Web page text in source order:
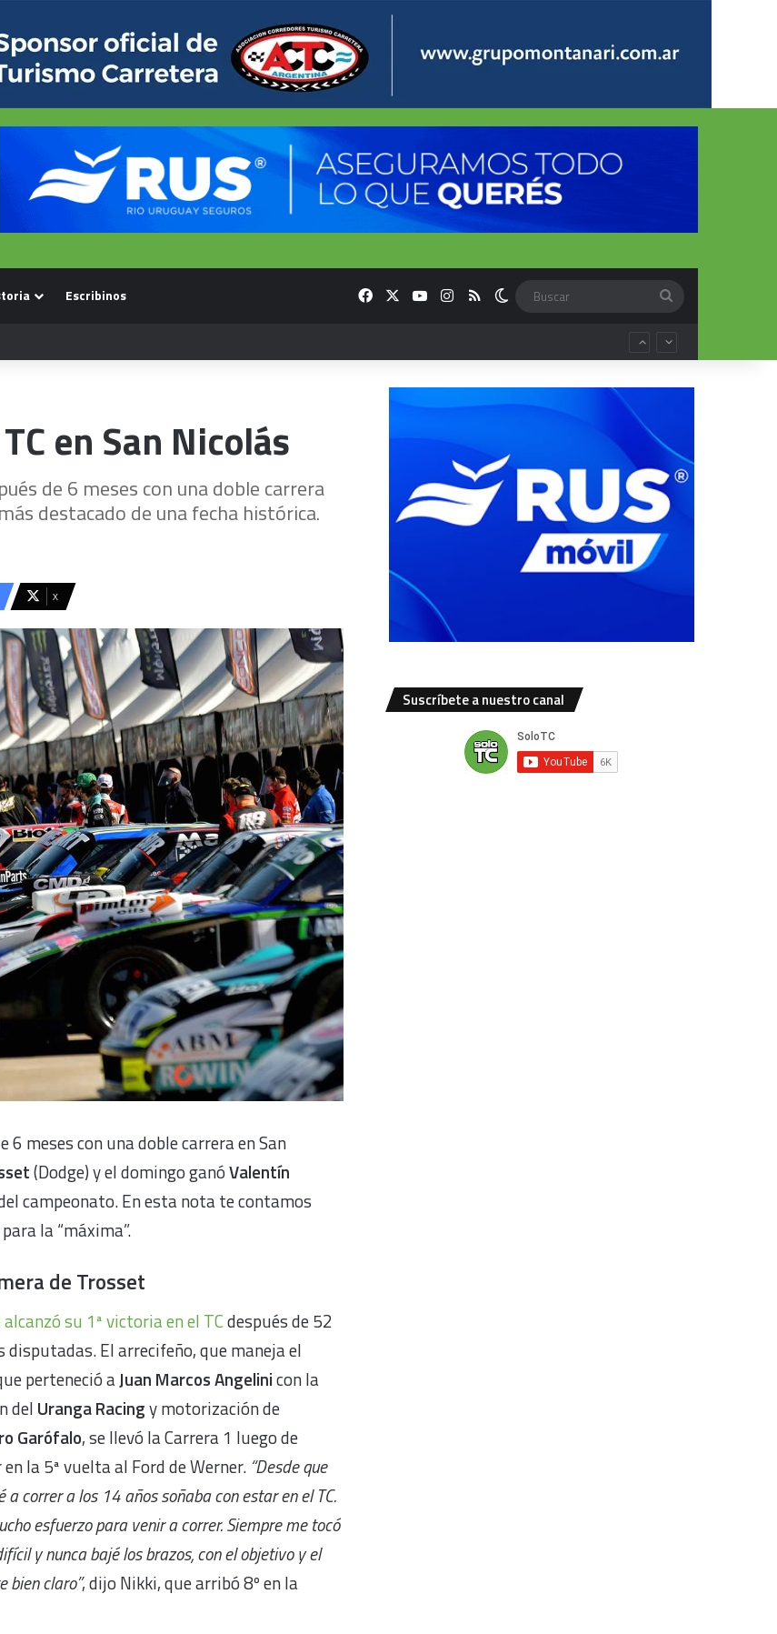
Escribinos FacebookYouTubeInstagram
RSS Switch skin
en San Nicolás
de 6 meses con una doble carrera
destacado de una fecha histórica.
X
meses con una doble carrera en San
(Dodge) y el domingo ganóValentín
campeonato. En esta nota te contamos
la “máxima”.
de Trosset
su 1ª victoria en el TCdespués de 52
disputadas. El arrecifeño, que maneja el
perteneció aJuan Marcos Angelinicon la
del Uranga Racingy motorización de
Garófalo, se llevó la Carrera 1 luego de
la 5ª vuelta al Ford de Werner. “Desde que
a correr a los 14 años soñaba con estar en el TC.
esfuerzo para venir a correr. Siempre me tocó
y nunca bajé los brazos, con el objetivo y el
bien claro”, dijo Nikki, que arribó 8º en la
Suscríbete a nuestro canal